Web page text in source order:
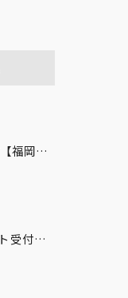
2024成人式ヘア【福岡市南区大橋の美容室LICOL】
成人式ヘアセット受付してます！【福岡市南区大橋の美容室LICOL】